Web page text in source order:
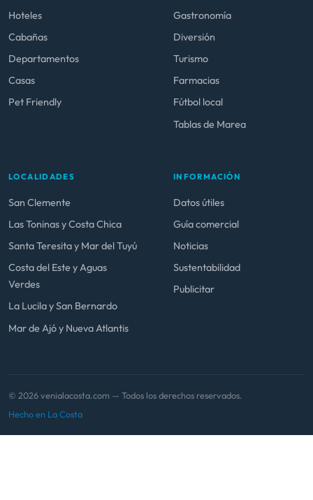
Hoteles
Cabañas
Departamentos
Casas
Pet Friendly
Gastronomía
Diversión
Turismo
Farmacias
Fútbol local
Tablas de Marea
LOCALIDADES
San Clemente
Las Toninas y Costa Chica
Santa Teresita y Mar del Tuyú
Costa del Este y Aguas
Verdes
La Lucila y San Bernardo
Mar de Ajó y Nueva Atlantis
INFORMACIÓN
Datos útiles
Guía comercial
Noticias
Sustentabilidad
Publicitar
© 2026 venialacosta.com — Todos los derechos reservados.
Hecho en La Costa